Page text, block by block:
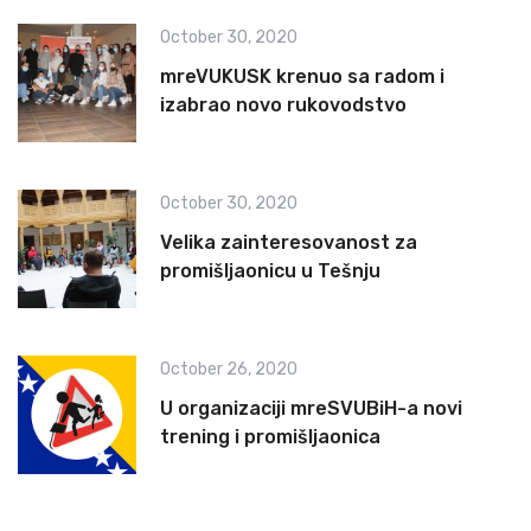
October 30, 2020
mreVUKUSK krenuo sa radom i
izabrao novo rukovodstvo
October 30, 2020
Velika zainteresovanost za
promišljaonicu u Tešnju
October 26, 2020
U organizaciji mreSVUBiH-a novi
trening i promišljaonica